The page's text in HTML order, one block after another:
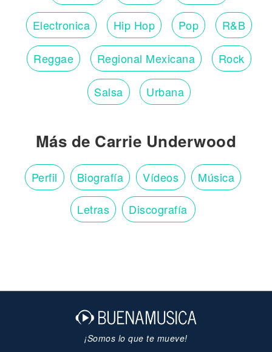
Electronica Hip Hop Pop R&B
Reggae Regional Mexicana Rock
Salsa Urbana
Más de Carrie Underwood
Perfil Biografía Vídeos Música
Letras Discografía
¡Somos lo que te mueve!